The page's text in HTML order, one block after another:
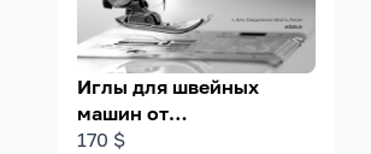
Иглы для швейных
машин от
производителя
170 $